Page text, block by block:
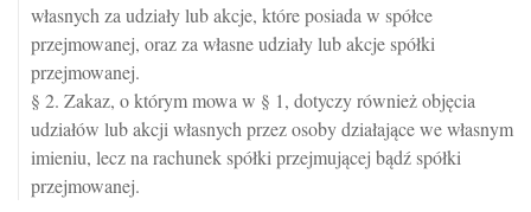
własnych za udziały lub akcje, które posiada w spółce
przejmowanej, oraz za własne udziały lub akcje spółki
przejmowanej.
§ 2. Zakaz, o którym mowa w § 1, dotyczy również objęcia
udziałów lub akcji własnych przez osoby działające we własnym
imieniu, lecz na rachunek spółki przejmującej bądź spółki
przejmowanej.